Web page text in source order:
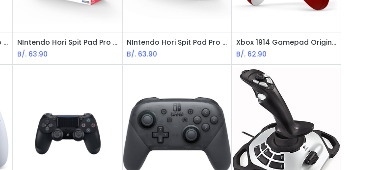
NIntendo Hori Spit Pad Pro para Switch - Edición de Sonic, Origina
NIntendo Hori Spit Pad Pro para Switch - Edición de Megaman, Origina
B/. 63.90
NIntendo Hori Spit Pad Pro para Switch - Edición de Pokemon, Original
B/. 63.90
Xbox 1914 Gamepad Original - Compatible con Xbox, Windows10, Android, IOS - Rojo
B/. 62.90